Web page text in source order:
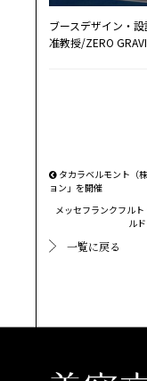
ブースデザイン・
准教授/ZERO
タカラベルモント（
ョン」を開催
メッセフランクフル
ル
一覧に戻る